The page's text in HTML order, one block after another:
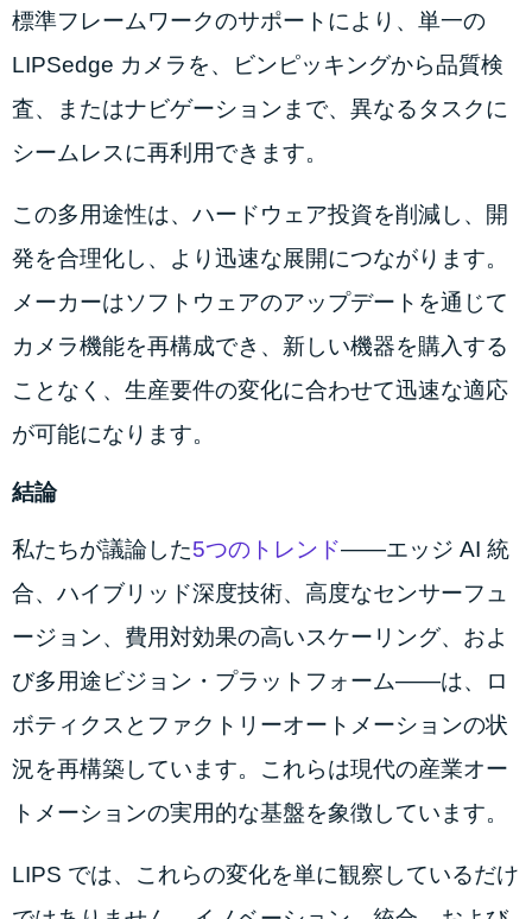
標準フレームワークのサポートにより、単一の
LIPSedge カメラを、ビンピッキングから品質検
査、またはナビゲーションまで、異なるタスクに
シームレスに再利用できます。
この多用途性は、ハードウェア投資を削減し、開
発を合理化し、より迅速な展開につながります。
メーカーはソフトウェアのアップデートを通じて
カメラ機能を再構成でき、新しい機器を購入する
ことなく、生産要件の変化に合わせて迅速な適応
が可能になります。
結論
私たちが議論した5つのトレンド——エッジ AI 統
合、ハイブリッド深度技術、高度なセンサーフュ
ージョン、費用対効果の高いスケーリング、およ
び多用途ビジョン・プラットフォーム——は、ロ
ボティクスとファクトリーオートメーションの状
況を再構築しています。これらは現代の産業オー
トメーションの実用的な基盤を象徴しています。
LIPS では、これらの変化を単に観察しているだけ